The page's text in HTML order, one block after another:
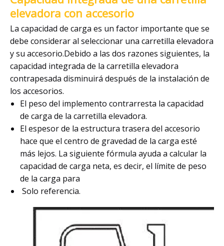
elevadora con accesorio
La capacidad de carga es un factor importante que se
debe considerar al seleccionar una carretilla elevadora
y su accesorio.Debido a las dos razones siguientes, la
capacidad integrada de la carretilla elevadora
contrapesada disminuirá después de la instalación de
los accesorios.
El peso del implemento contrarresta la capacidad
de carga de la carretilla elevadora.
El espesor de la estructura trasera del accesorio
hace que el centro de gravedad de la carga esté
más lejos. La siguiente fórmula ayuda a calcular la
capacidad de carga neta, es decir, el límite de peso
de la carga para
Solo referencia.